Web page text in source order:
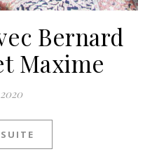
Bernard
Maxime